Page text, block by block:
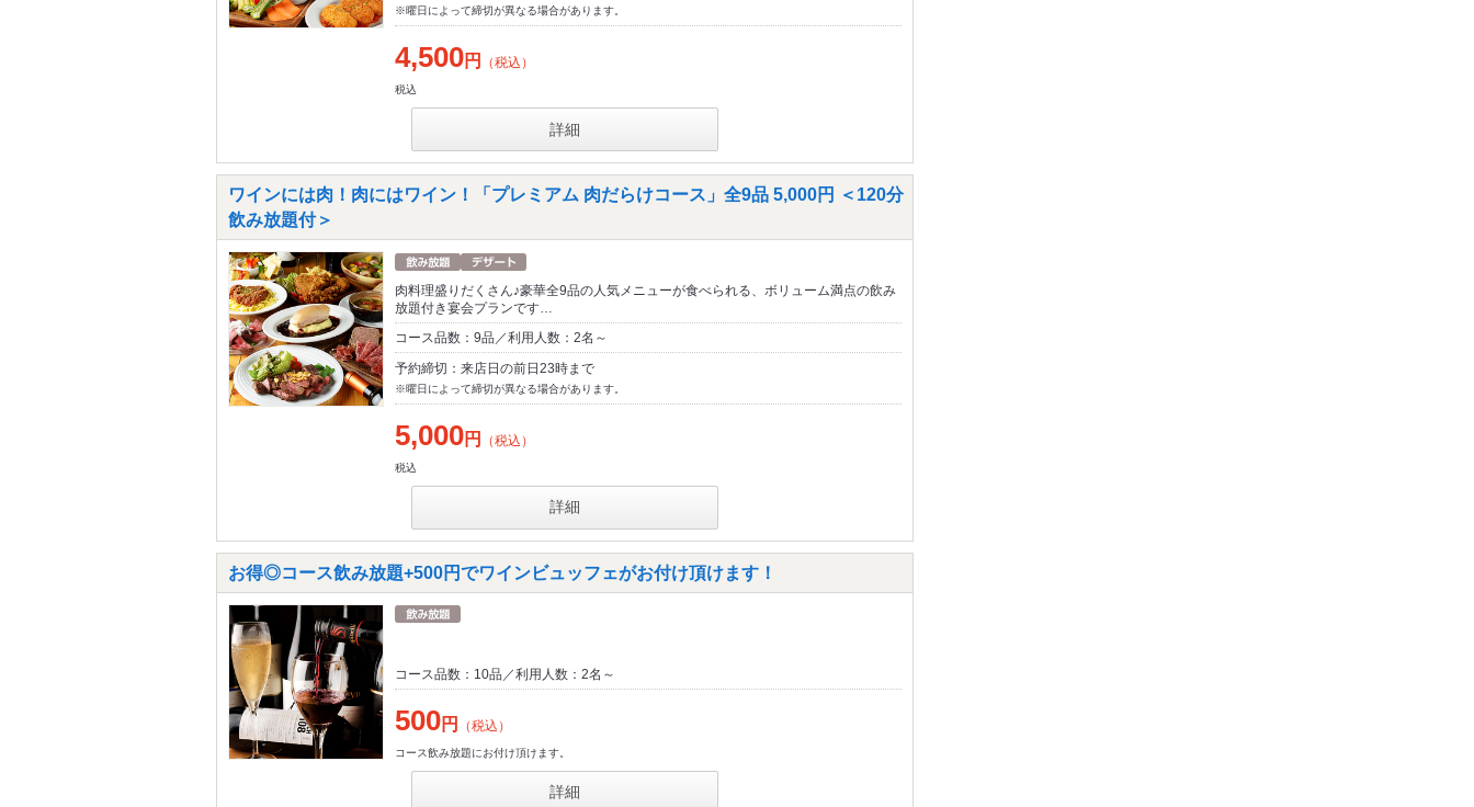
※曜日によって締切が異なる場合があります。
4,500円 （税込）
税込
詳細
ワインには肉！肉にはワイン！「プレミアム 肉だらけコース」全9品 5,000円 ＜120分
飲み放題付＞
肉料理盛りだくさん♪豪華全9品の人気メニューが食べられる、ボリューム満点の飲み
放題付き宴会プランです…
コース品数：9品／利用人数：2名～
予約締切：来店日の前日23時まで
※曜日によって締切が異なる場合があります。
5,000円 （税込）
税込
詳細
お得◎コース飲み放題+500円でワインビュッフェがお付け頂けます！
コース品数：10品／利用人数：2名～
500円 （税込）
コース飲み放題にお付け頂けます。
詳細